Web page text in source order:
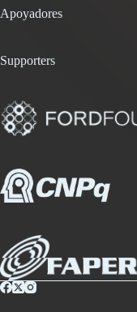
Apoyadores
Supporters